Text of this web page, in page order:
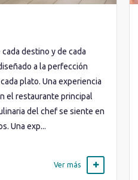
destino y de cada
a la perfección
plato. Una experiencia
el restaurante principal
del chef se siente en
Una exp...
Ver más